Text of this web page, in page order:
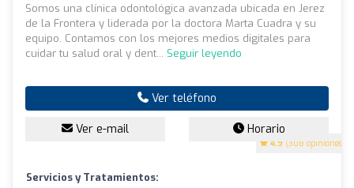
4.9 (308 opiniones)
Somos una clínica odontológica avanzada ubicada en Jerez
de la Frontera y liderada por la doctora Marta Cuadra y su
equipo. Contamos con los mejores medios digitales para
cuidar tu salud oral y dent... Seguir leyendo
Ver teléfono
Ver e-mail Horario
Servicios y Tratamientos: